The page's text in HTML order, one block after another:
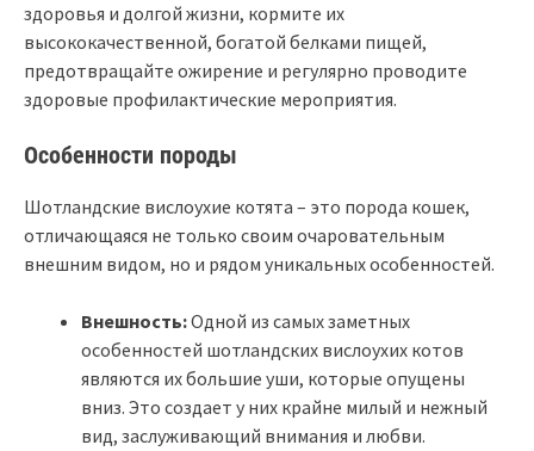
здоровья и долгой жизни, кормите их
высококачественной, богатой белками пищей,
предотвращайте ожирение и регулярно проводите
здоровые профилактические мероприятия.
Особенности породы
Шотландские вислоухие котята – это порода кошек,
отличающаяся не только своим очаровательным
внешним видом, но и рядом уникальных особенностей.
Внешность:Одной из самых заметных
особенностей шотландских вислоухих котов
являются их большие уши, которые опущены
вниз. Это создает у них крайне милый и нежный
вид, заслуживающий внимания и любви.